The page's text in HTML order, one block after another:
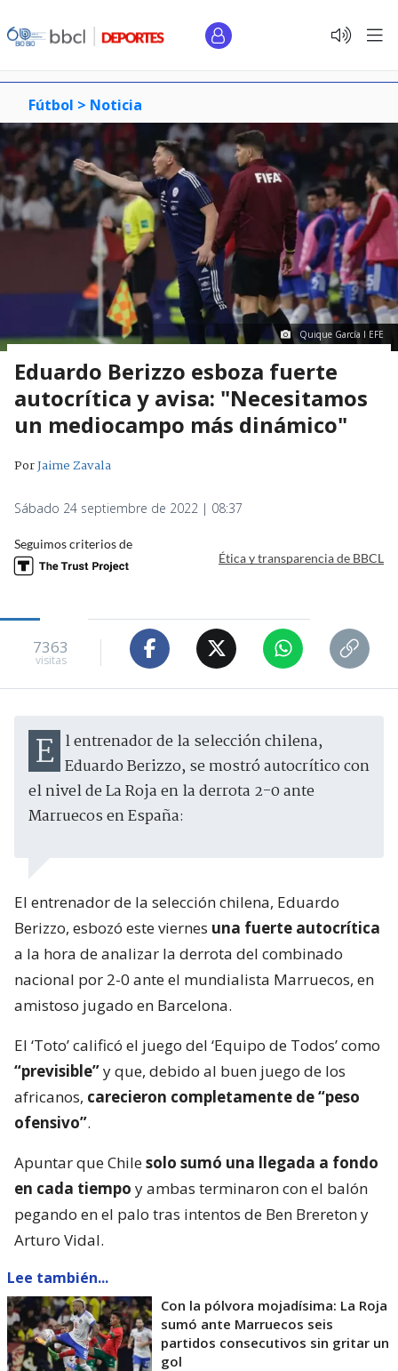
Fútbol > Noticia
Quique García I EFE
Eduardo Berizzo esboza fuerte
autocrítica y avisa: "Necesitamos
un mediocampo más dinámico"
PorJaime Zavala
Sábado 24 septiembre de 2022 | 08:37
Seguimos criterios de
Ética y transparencia de BBCL
7363
visitas
El entrenador de la selección chilena, Eduardo Berizzo, se mostró autocrítico con
el nivel de La Roja en la derrota 2-0 ante
Marruecos en España:
El entrenador de la selección chilena, Eduardo
Berizzo, esbozó este viernes una fuerte autocrítica
a la hora de analizar la derrota del combinado
nacional por 2-0 ante el mundialista Marruecos, en
amistoso jugado en Barcelona.
El ‘Toto’ calificó el juego del ‘Equipo de Todos’ como
“previsible”y que, debido al buen juego de los
africanos, carecieron completamente de “peso
ofensivo”.
Apuntar que Chilesolo sumó una llegada a fondo
en cada tiempo y ambas terminaron con el balón
pegando en el palo tras intentos de Ben Brereton y
Arturo Vidal.
Lee también...
Con la pólvora mojadísima: La Roja
sumó ante Marruecos seis
partidos consecutivos sin gritar un
gol